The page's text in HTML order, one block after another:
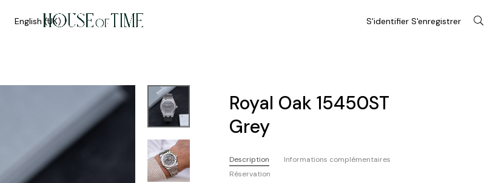
S'identifier S'enregistrer
English (UK)
Royal Oak 15450ST
Grey
Description
Informations complémentaires
Réservation